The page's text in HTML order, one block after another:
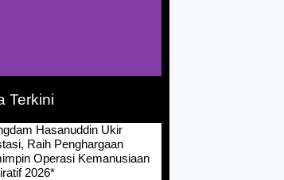
Terkini
Hasanuddin Ukir
Raih Penghargaan
Operasi Kemanusiaan
2026*